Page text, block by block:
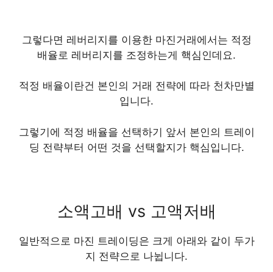
그렇다면 레버리지를 이용한 마진거래에서는 적정
배율로 레버리지를 조정하는게 핵심인데요.
적정 배율이란건 본인의 거래 전략에 따라 천차만별
입니다.
그렇기에 적정 배율을 선택하기 앞서 본인의 트레이
딩 전략부터 어떤 것을 선택할지가 핵심입니다.
소액고배 vs 고액저배
일반적으로 마진 트레이딩은 크게 아래와 같이 두가
지 전략으로 나뉩니다.